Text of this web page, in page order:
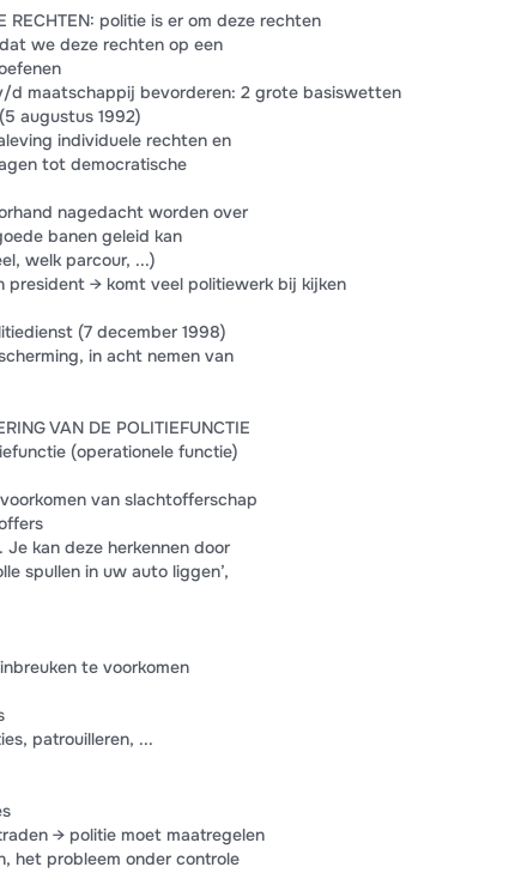
RECHTEN: politie is er om deze rechten
we deze rechten op een
d maatschappij bevorderen: 2 grote basiswetten
augustus 1992)
individuele rechten en
tot democratische
nagedacht worden over
banen geleid kan
welk parcour, ...)
president → komt veel politiewerk bij kijken
(7 december 1998)
in acht nemen van
VAN DE POLITIEFUNCTIE
(operationele functie)
van slachtofferschap
Je kan deze herkennen door
spullen in uw auto liggen’,
te voorkomen
patrouilleren, ...
→ politie moet maatregelen
het probleem onder controle